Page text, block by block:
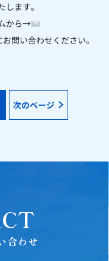
ます。
から→
問い合わせください。
次のページ
合わせ